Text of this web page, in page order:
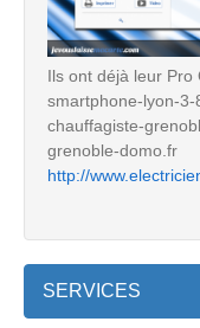
Ils ont déjà leur Pro
smartphone-lyon-3-
chauffagiste-
grenoble-domo.fr
http://
SERVICES